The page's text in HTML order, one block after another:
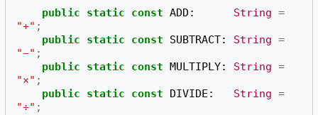
public static const ADD : String =
"+" ;
public
static const SUBTRACT: String =
"−" ;
public
static const MULTIPLY: String =
"×" ;
public
static const DIVIDE : String =
"÷" ;